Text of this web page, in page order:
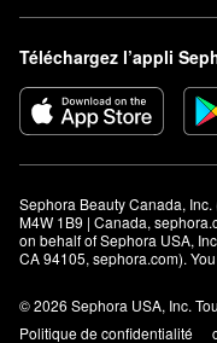
Téléchargez l’appli
Sephora Beauty Canada,
M4W 1B9 | Canada,
on behalf of Sephora USA,
CA 94105, sephora.com).
© 2026 Sephora USA, Inc.
Politique de confidentialité